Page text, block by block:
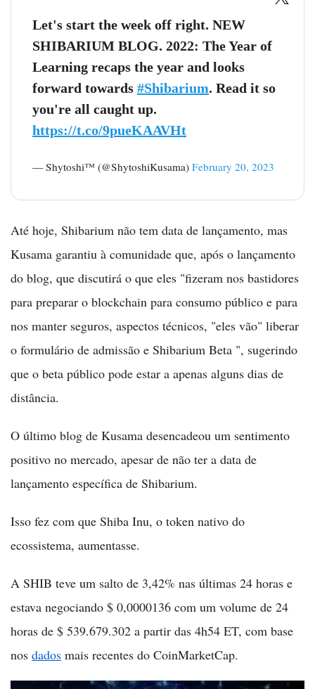
Let's start the week off right. NEW
SHIBARIUM BLOG. 2022: The Year of
Learning recaps the year and looks
forward towards #Shibarium. Read it so
you're all caught up.
https://t.co/9pueKAAVHt
— Shytoshi™ (@ShytoshiKusama) February 20, 2023
Até hoje, Shibarium não tem data de lançamento, mas
Kusama garantiu à comunidade que, após o lançamento
do blog, que discutirá o que eles "fizeram nos bastidores
para preparar o blockchain para consumo público e para
nos manter seguros, aspectos técnicos, "eles vão" liberar
o formulário de admissão e Shibarium Beta ", sugerindo
que o beta público pode estar a apenas alguns dias de
distância.
O último blog de Kusama desencadeou um sentimento
positivo no mercado, apesar de não ter a data de
lançamento específica de Shibarium.
Isso fez com que Shiba Inu, o token nativo do
ecossistema, aumentasse.
A SHIB teve um salto de 3,42% nas últimas 24 horas e
estava negociando $ 0,0000136 com um volume de 24
horas de $ 539.679.302 a partir das 4h54 ET, com base
nos dados mais recentes do CoinMarketCap.